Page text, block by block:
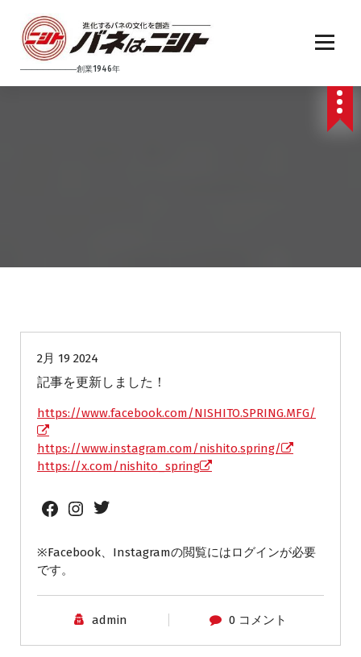
──────────創業1946年
2月 19 2024
記事を更新しました！
https://www.facebook.com/NISHITO.SPRING.MFG/
https://www.instagram.com/nishito.spring/
https://x.com/nishito_spring
Facebook Instagram Twitter
※Facebook、Instagramの閲覧にはログインが必要
です。
admin 0 コメント